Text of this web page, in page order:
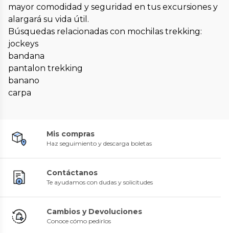
mayor comodidad y seguridad en tus excursiones y
alargará su vida útil.
Búsquedas relacionadas con mochilas trekking:
jockeys
bandana
pantalon trekking
banano
carpa
Mis compras
Haz seguimiento y descarga boletas
Contáctanos
Te ayudamos con dudas y solicitudes
Cambios y Devoluciones
Conoce cómo pedirlos